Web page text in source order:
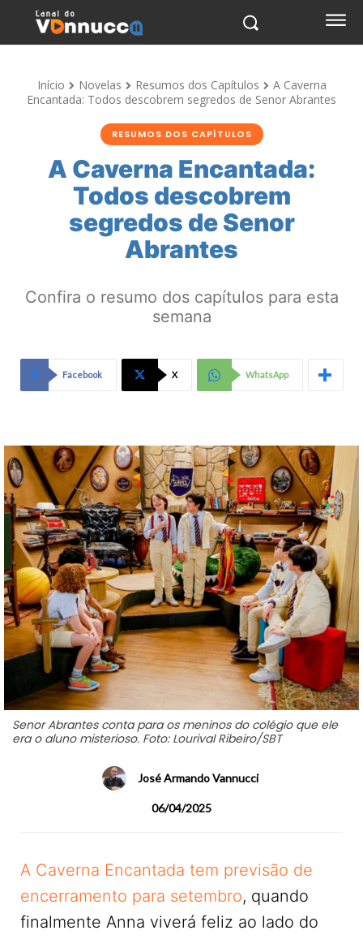
Início Novelas Resumos dos Capítulos
A Caverna
Encantada: Todos descobrem segredos de Senor Abrantes
RESUMOS DOS CAPÍTULOS
A Caverna Encantada:
Todos descobrem
segredos de Senor
Abrantes
Confira o resumo dos capítulos para esta
semana
Facebook X WhatsApp
Senor Abrantes conta para os meninos do colégio que ele
era o aluno misterioso. Foto: Lourival Ribeiro/SBT
José Armando Vannucci
06/04/2025
A Caverna Encantada tem previsão de
encerramento para setembro, quando
finalmente Anna viverá feliz ao lado do